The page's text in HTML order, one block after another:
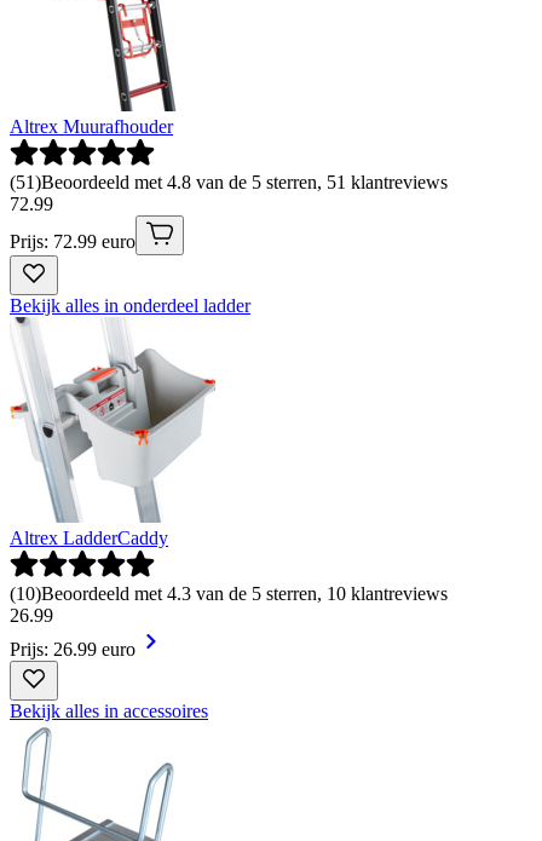
Altrex Muurafhouder
(51)Beoordeeld met 4.8 van de 5 sterren, 51 klantreviews
72.99
Prijs: 72.99 euro
Bekijk alles in onderdeel ladder
Altrex LadderCaddy
(10)Beoordeeld met 4.3 van de 5 sterren, 10 klantreviews
26.99
Prijs: 26.99 euro
Bekijk alles in accessoires